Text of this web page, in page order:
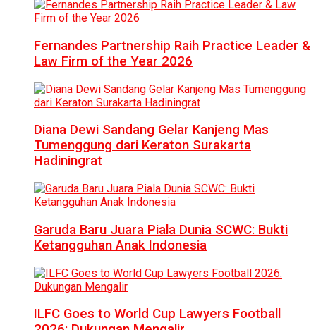
Fernandes Partnership Raih Practice Leader &
Law Firm of the Year 2026
Diana Dewi Sandang Gelar Kanjeng Mas
Tumenggung dari Keraton Surakarta
Hadiningrat
Garuda Baru Juara Piala Dunia SCWC: Bukti
Ketangguhan Anak Indonesia
ILFC Goes to World Cup Lawyers Football